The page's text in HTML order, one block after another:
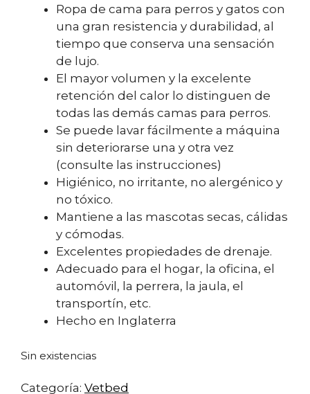
original
era:
40,00 €.
actual
es:
37,00 €.
Ropa de cama para perros y gatos con
una gran resistencia y durabilidad, al
tiempo que conserva una sensación
de lujo.
El mayor volumen y la excelente
retención del calor lo distinguen de
todas las demás camas para perros.
Se puede lavar fácilmente a máquina
sin deteriorarse una y otra vez
(consulte las instrucciones)
Higiénico, no irritante, no alergénico y
no tóxico.
Mantiene a las mascotas secas, cálidas
y cómodas.
Excelentes propiedades de drenaje.
Adecuado para el hogar, la oficina, el
automóvil, la perrera, la jaula, el
transportín, etc.
Hecho en Inglaterra
Sin existencias
Categoría: Vetbed